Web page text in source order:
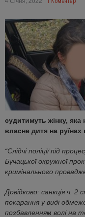
судитимуть жінку,
власне дитя на
“Слідчі поліції під
Бучацької окружної
кримінального
Довідково: санкція ч. 2
покарання у виді
позбавленням волі на